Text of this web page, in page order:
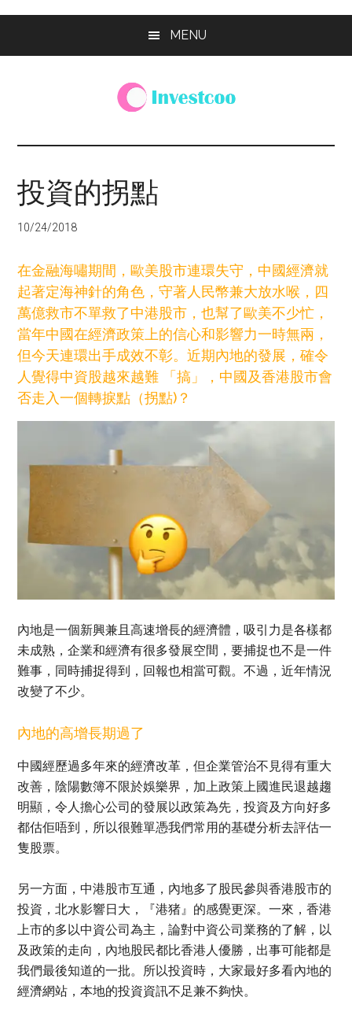
MENU
Investcoo
個
活
的
資
網
站
投資的拐點
10/24/2018
在金融海嘯期間，歐美股市連環失守，中國經濟就
起著定海神針的角色，守著人民幣兼大放水喉，四
萬億救市不單救了中港股市，也幫了歐美不少忙，
當年中國在經濟政策上的信心和影響力一時無兩，
但今天連環出手成效不彰。近期內地的發展，確令
人覺得中資股越來越難 「搞」，中國及香港股市會
否走入一個轉捩點（拐點)？
內地是一個新興兼且高速增長的經濟體，吸引力是各樣都
未成熟，企業和經濟有很多發展空間，要捕捉也不是一件
難事，同時捕捉得到，回報也相當可觀。不過，近年情況
改變了不少。
內地的高增長期過了
中國經歷過多年來的經濟改革，但企業管治不見得有重大
改善，陰陽數簿不限於娛樂界，加上政策上國進民退越趨
明顯，令人擔心公司的發展以政策為先，投資及方向好多
都估佢唔到，所以很難單憑我們常用的基礎分析去評估一
隻股票。
另一方面，中港股市互通，內地多了股民參與香港股市的
投資，北水影響日大，『港猪』的感覺更深。一來，香港
上市的多以中資公司為主，論對中資公司業務的了解，以
及政策的走向，內地股民都比香港人優勝，出事可能都是
我們最後知道的一批。所以投資時，大家最好多看內地的
經濟網站，本地的投資資訊不足兼不夠快。